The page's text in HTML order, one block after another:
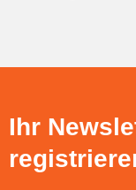
Ihr